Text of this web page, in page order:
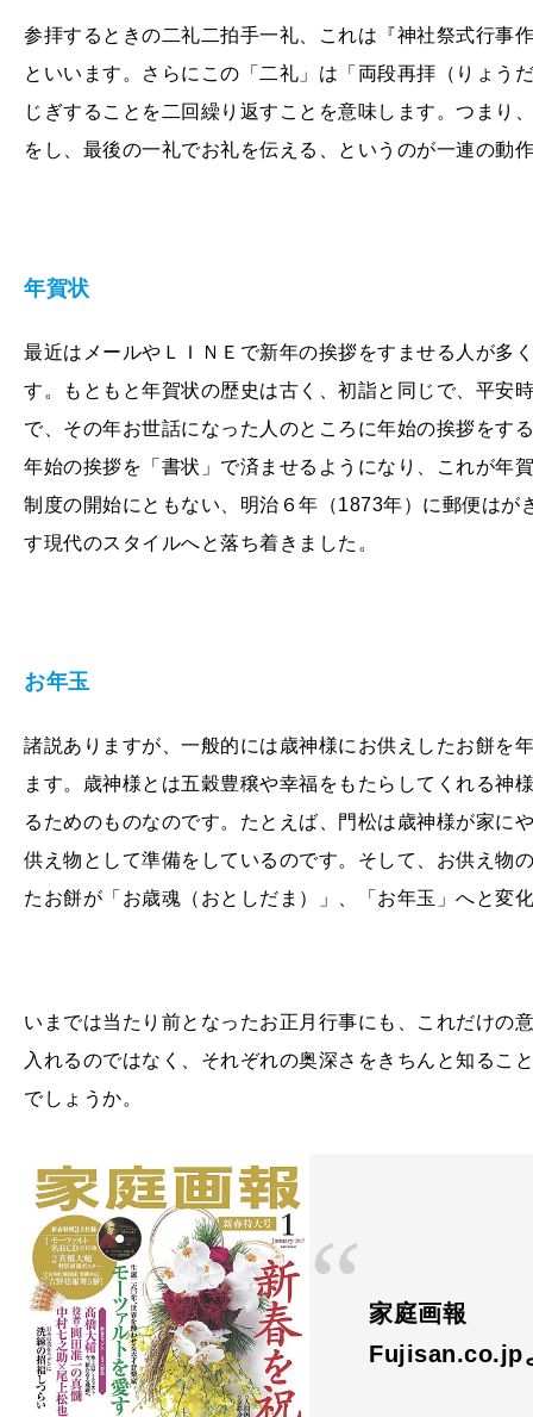
参拝するときの二礼二拍手一礼、これは『神社祭式行事
といいます。さらにこの「二礼」は「両段再拝（りょう
じぎすることを二回繰り返すことを意味します。つまり
をし、最後の一礼でお礼を伝える、というのが一連の動
年賀状
最近はメールやＬＩＮＥで新年の挨拶をすませる人が多
す。もともと年賀状の歴史は古く、初詣と同じで、平安
で、その年お世話になった人のところに年始の挨拶をす
年始の挨拶を「書状」で済ませるようになり、これが年
制度の開始にともない、明治６年（1873年）に郵便はが
す現代のスタイルへと落ち着きました。
お年玉
諸説ありますが、一般的には歳神様にお供えしたお餅を
ます。歳神様とは五穀豊穣や幸福をもたらしてくれる神
るためのものなのです。たとえば、門松は歳神様が家に
供え物として準備をしているのです。そして、お供え物
たお餅が「お歳魂（おとしだま）」、「お年玉」へと変
いまでは当たり前となったお正月行事にも、これだけの
入れるのではなく、それぞれの奥深さをきちんと知るこ
でしょうか。
家庭画報
Fujisan.co.jp